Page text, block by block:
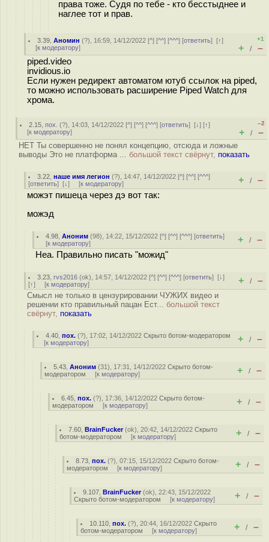
права тоже. Судя по тебе - кто бесстыднее и
наглее тот и прав.
3.39 ,Аномин (?), 16:59, 14/12/2022 [^] [^^] [^^^] [ответить][↑]
[к модератору]
+1
+ / –
piped.video
invidious.io
Если нужен редирект автоматом ютуб ссылок на piped,
то можно использовать расширение Piped Watch для
хрома.
2.15 ,пох. (?), 14:03, 14/12/2022 [^] [^^] [^^^] [ответить][↓] [↑]
[к модератору]
–2
+ / –
НЕТ Ты совершенно не понял концепцию, отсюда и ложные
выводы Это не платформа ... большой текст свёрнут, показать
3.22 ,наше имя легион (?), 14:47, 14/12/2022 [^] [^^] [^^^]
[ответить] [↓] [к модератору] + / –
можэт пишеца через дэ вот так:
можэд
4.98 ,Аноним (98), 14:22, 15/12/2022 [^] [^^] [^^^] [ответить]
[к модератору] + / –
Неа. Правильно писать "можид"
3.23 ,rvs2016 (ok), 14:57, 14/12/2022 [^] [^^] [^^^] [ответить][↓]
[↑] [к модератору] + / –
Смысл не только в цензурировании ЧУЖИХ видео и
решении кто правильный пацан Ест... большой текст
свёрнут, показать
4.40 ,пох. (?), 17:02, 14/12/2022Скрыто ботом-модератором
[к модератору] + / –
5.43 ,Аноним (31), 17:31, 14/12/2022Скрыто ботом-
модератором [к модератору] + / –
6.45 ,пох. (?), 17:36, 14/12/2022Скрыто ботом-
модератором [к модератору] + / –
7.60 ,BrainFucker(ok), 20:42, 14/12/2022Скрыто
ботом-модератором [к модератору] + / –
8.73 ,пох. (?), 07:15, 15/12/2022Скрыто ботом-
модератором [к модератору] + / –
9.107 ,BrainFucker(ok), 22:43, 15/12/2022
Скрыто ботом-модератором [к модератору] + / –
10.110 ,пох. (?), 20:44, 16/12/2022Скрыто
ботом-модератором [к модератору] + / –